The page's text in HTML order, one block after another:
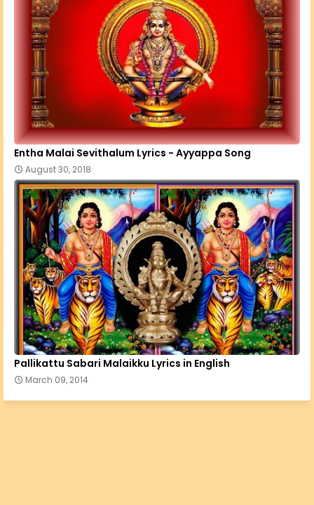
Entha Malai Sevithalum Lyrics - Ayyappa Song
August 30, 2018
Pallikattu Sabari Malaikku Lyrics in English
March 09, 2014